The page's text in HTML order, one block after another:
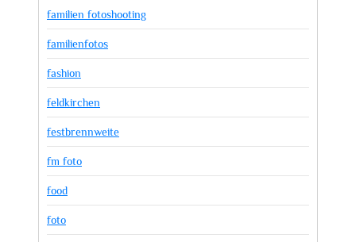
familien fotoshooting
familienfotos
fashion
feldkirchen
festbrennweite
fm foto
food
foto